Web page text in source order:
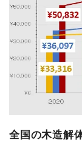
全国の木造解